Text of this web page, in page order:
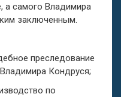
а самого Владимира
заключенным.
преследование
Кондруся;
по